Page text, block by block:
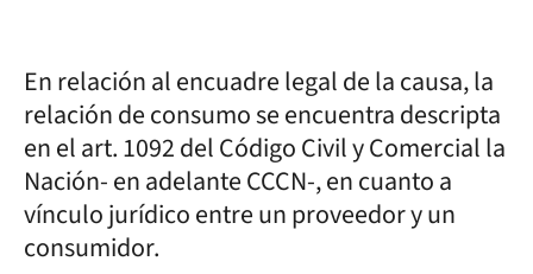
En relación al encuadre legal de la causa, la
relación de consumo se encuentra descripta
en el art. 1092 del Código Civil y Comercial la
Nación- en adelante CCCN-, en cuanto a
vínculo jurídico entre un proveedor y un
consumidor.